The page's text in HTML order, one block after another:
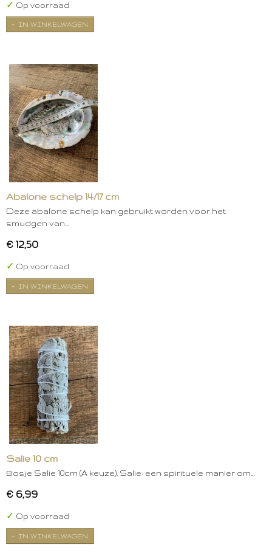
✓ Op voorraad
IN WINKELWAGEN
Abalone schelp 14/17 cm
Deze abalone schelp kan gebruikt worden voor het
smudgen van…
€ 12,50
✓ Op voorraad
IN WINKELWAGEN
Salie 10 cm
Bosje Salie 10cm (A keuze). Salie: een spirituele manier om…
€ 6,99
✓ Op voorraad
IN WINKELWAGEN